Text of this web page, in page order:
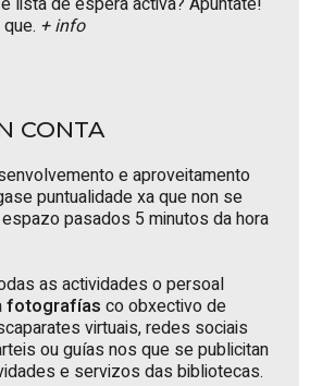
+ info
CONTA
e aproveitamento
puntualidade xa que non se
pasados 5 minutos da hora
as actividades o persoal
fotografías co obxectivo de
virtuais, redes sociais
ou guías nos que se publicitan
e servizos das bibliotecas.